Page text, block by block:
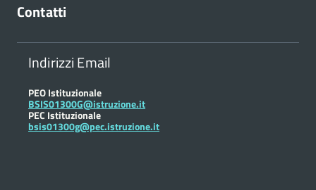
Contatti
Indirizzi Email
PEO Istituzionale
BSIS01300G@istruzione.it
PEC Istituzionale
bsis01300g@pec.istruzione.it